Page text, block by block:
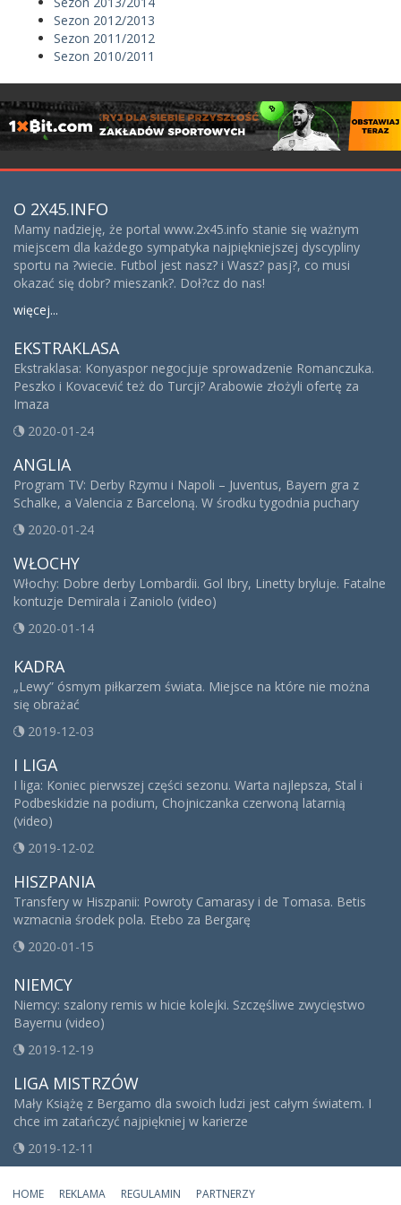
Sezon 2012/2013
Sezon 2011/2012
Sezon 2010/2011
O 2X45.INFO
Mamy nadzieję, że portal www.2x45.info stanie się ważnym
miejscem dla każdego sympatyka najpiękniejszej dyscypliny
sportu na ?wiecie. Futbol jest nasz? i Wasz? pasj?, co musi
okazać się dobr? mieszank?. Doł?cz do nas!
więcej...
EKSTRAKLASA
Ekstraklasa: Konyaspor negocjuje sprowadzenie Romanczuka.
Peszko i Kovacević też do Turcji? Arabowie złożyli ofertę za
Imaza
2020-01-24
ANGLIA
Program TV: Derby Rzymu i Napoli – Juventus, Bayern gra z
Schalke, a Valencia z Barceloną. W środku tygodnia puchary
2020-01-24
WŁOCHY
Włochy: Dobre derby Lombardii. Gol Ibry, Linetty bryluje. Fatalne
kontuzje Demirala i Zaniolo (video)
2020-01-14
KADRA
„Lewy” ósmym piłkarzem świata. Miejsce na które nie można
się obrażać
2019-12-03
I LIGA
I liga: Koniec pierwszej części sezonu. Warta najlepsza, Stal i
Podbeskidzie na podium, Chojniczanka czerwoną latarnią
(video)
2019-12-02
HISZPANIA
Transfery w Hiszpanii: Powroty Camarasy i de Tomasa. Betis
wzmacnia środek pola. Etebo za Bergarę
2020-01-15
NIEMCY
Niemcy: szalony remis w hicie kolejki. Szczęśliwe zwycięstwo
Bayernu (video)
2019-12-19
LIGA MISTRZÓW
Mały Książę z Bergamo dla swoich ludzi jest całym światem. I
chce im zatańczyć najpiękniej w karierze
2019-12-11
HOME REKLAMA REGULAMIN PARTNERZY